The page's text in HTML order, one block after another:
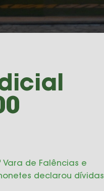
de Falências e
declarou dívidas